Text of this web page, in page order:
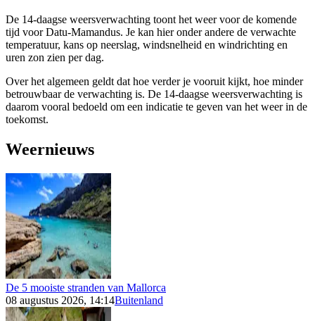
De 14-daagse weersverwachting toont het weer voor de komende
tijd voor Datu-Mamandus. Je kan hier onder andere de verwachte
temperatuur, kans op neerslag, windsnelheid en windrichting en
uren zon zien per dag.
Over het algemeen geldt dat hoe verder je vooruit kijkt, hoe minder
betrouwbaar de verwachting is. De 14-daagse weersverwachting is
daarom vooral bedoeld om een indicatie te geven van het weer in de
toekomst.
Weernieuws
De 5 mooiste stranden van Mallorca
08 augustus 2026, 14:14Buitenland